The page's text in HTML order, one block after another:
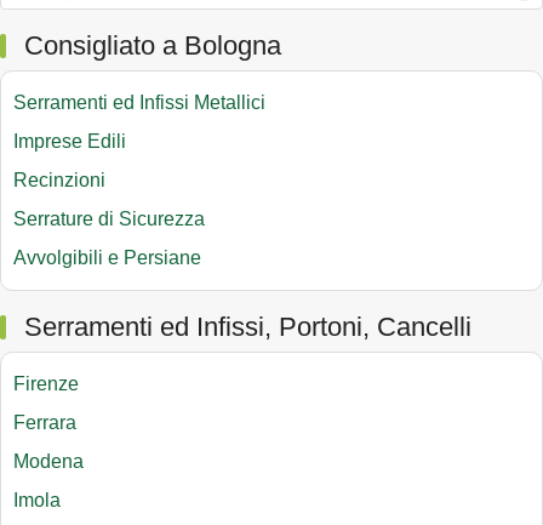
Consigliato a Bologna
Serramenti ed Infissi Metallici
Imprese Edili
Recinzioni
Serrature di Sicurezza
Avvolgibili e Persiane
Serramenti ed Infissi, Portoni, Cancelli
Firenze
Ferrara
Modena
Imola